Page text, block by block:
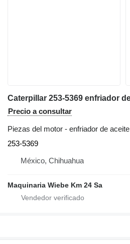
Precio a consultar
Piezas del motor - enfriador de aceite
253-5369
México, Chihuahua
Maquinaria Wiebe Km 24 Sa